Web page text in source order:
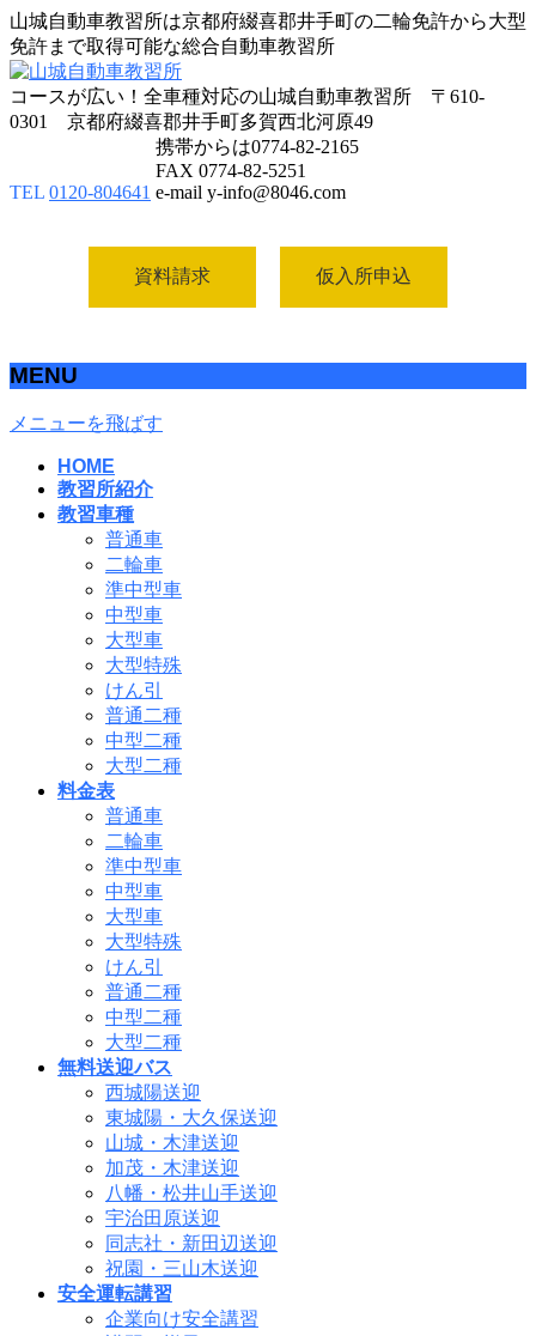
山城自動車教習所は京都府綴喜郡井手町の二輪免許から大型
免許まで取得可能な総合自動車教習所
コースが広い！全車種対応の山城自動車教習所 〒610-
0301 京都府綴喜郡井手町多賀西北河原49
TEL 0120-804641
携帯からは0774-82-2165
FAX 0774-82-5251
e-mail y-info@8046.com
資料請求 仮入所申込
MENU
メニューを飛ばす
HOME
教習所紹介
教習車種
普通車
二輪車
準中型車
中型車
大型車
大型特殊
けん引
普通二種
中型二種
大型二種
料金表
普通車
二輪車
準中型車
中型車
大型車
大型特殊
けん引
普通二種
中型二種
大型二種
無料送迎バス
西城陽送迎
東城陽・大久保送迎
山城・木津送迎
加茂・木津送迎
八幡・松井山手送迎
宇治田原送迎
同志社・新田辺送迎
祝園・三山木送迎
安全運転講習
企業向け安全講習